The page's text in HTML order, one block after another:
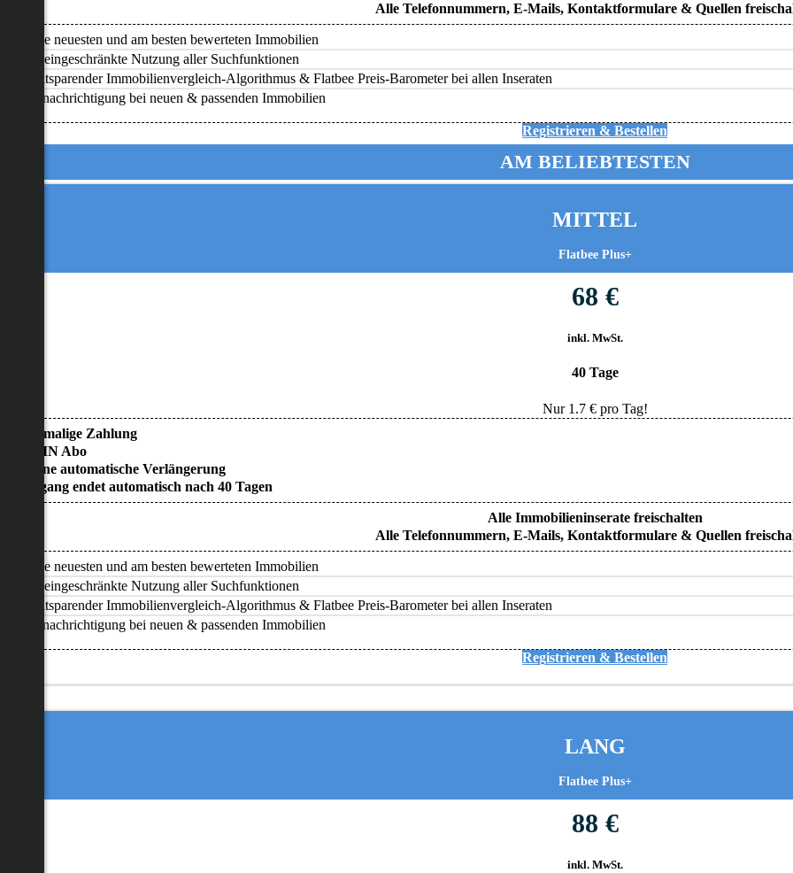
Alle Telefonnummern, E-Mails, Kontaktformulare & Quellen
Alle neuesten und am besten bewerteten Immobilien
Uneingeschränkte Nutzung aller Suchfunktionen
Zeitsparender Immobilienvergleich-Algorithmus & Flatbee Preis-Barometer bei allen Inseraten
Benachrichtigung bei neuen & passenden Immobilien
Registrieren & Bestellen
AM BELIEBTESTEN
MITTEL
Flatbee Plus+
68 €
inkl. MwSt.
40 Tage
Nur 1.7€ pro Tag!
• Einmalige Zahlung
• KEIN Abo
• Keine automatische Verlängerung
• Zugang endet automatisch nach 40 Tagen
Alle Immobilieninserate freischalten
Alle Telefonnummern, E-Mails, Kontaktformulare & Quellen
Alle neuesten und am besten bewerteten Immobilien
Uneingeschränkte Nutzung aller Suchfunktionen
Zeitsparender Immobilienvergleich-Algorithmus & Flatbee Preis-Barometer bei allen Inseraten
Benachrichtigung bei neuen & passenden Immobilien
Registrieren & Bestellen
LANG
Flatbee Plus+
88 €
inkl. MwSt.